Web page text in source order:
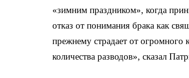
«зимним праздником», когда
отказ от понимания брака как
прежнему страдает от огромного
количества разводов», сказал